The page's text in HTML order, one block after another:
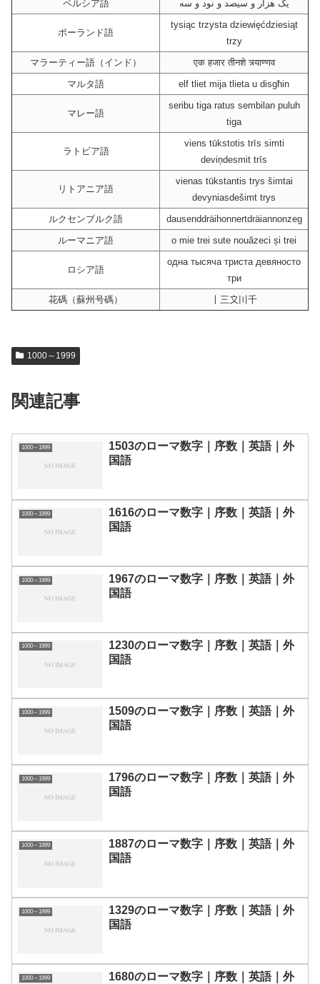
ペルシア語 یک هزار و سیصد و نود و سه
ポーランド語
tysiąc trzysta dziewięćdziesiąt
trzy
マラーティー語（インド）
एक हजार तीनशे त्र्याण्णव
マルタ語
elf tliet mija tlieta u disgħin
マレー語
seribu tiga ratus sembilan puluh
tiga
ラトビア語
viens tūkstotis trīs simti
deviņdesmit trīs
リトアニア語
vienas tūkstantis trys šimtai
devyniasdešimt trys
ルクセンブルク語
dausenddräihonnertdräiannonzeg
ルーマニア語
o mie trei sute nouăzeci și trei
ロシア語
одна тысяча триста девяносто
три
花碼（蘇州号碼）
〡三〩〣千
1000～1999
関連記事
1000～1999
1503のローマ数字｜序数｜英語｜外
国語
1000～1999
1616のローマ数字｜序数｜英語｜外
国語
1000～1999
1967のローマ数字｜序数｜英語｜外
国語
1000～1999
1230のローマ数字｜序数｜英語｜外
国語
1000～1999
1509のローマ数字｜序数｜英語｜外
国語
1000～1999
1796のローマ数字｜序数｜英語｜外
国語
1000～1999
1887のローマ数字｜序数｜英語｜外
国語
1000～1999
1329のローマ数字｜序数｜英語｜外
国語
1000～1999
1680のローマ数字｜序数｜英語｜外